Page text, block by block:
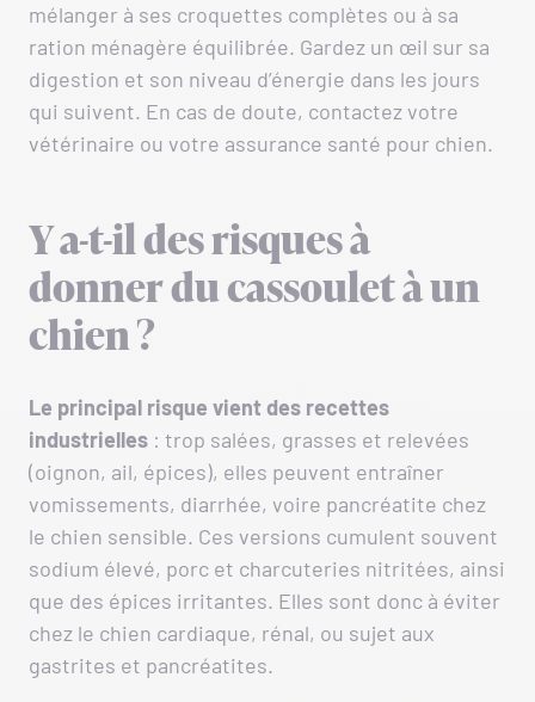
mélanger à ses croquettes complètes ou à sa
ration ménagère équilibrée. Gardez un œil sur sa
digestion et son niveau d’énergie dans les jours
qui suivent. En cas de doute, contactez votre
vétérinaire ou votre assurance santé pour chien.
Y a-t-il des risques à
donner du cassoulet à un
chien ?
Le principal risque vient des recettes
industrielles : trop salées, grasses et relevées
(oignon, ail, épices), elles peuvent entraîner
vomissements, diarrhée, voire pancréatite chez
le chien sensible. Ces versions cumulent souvent
sodium élevé, porc et charcuteries nitritées, ainsi
que des épices irritantes. Elles sont donc à éviter
chez le chien cardiaque, rénal, ou sujet aux
gastrites et pancréatites.